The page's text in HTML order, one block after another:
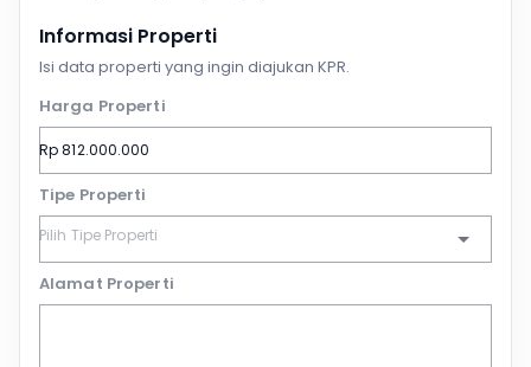
Informasi Properti
Isi data properti yang ingin diajukan KPR.
Harga Properti
Tipe Properti
Alamat Properti